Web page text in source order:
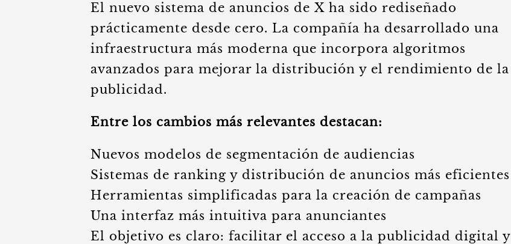
El nuevo sistema de anuncios de X ha sido rediseñado
prácticamente desde cero. La compañía ha desarrollado una
infraestructura más moderna que incorpora algoritmos
avanzados para mejorar la distribución y el rendimiento de la
publicidad.
Entre los cambios más relevantes destacan:
Nuevos modelos de segmentación de audiencias
Sistemas de ranking y distribución de anuncios más eficientes
Herramientas simplificadas para la creación de campañas
Una interfaz más intuitiva para anunciantes
El objetivo es claro: facilitar el acceso a la publicidad digital y